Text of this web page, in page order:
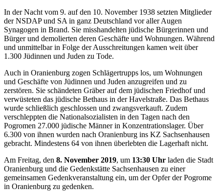
In der Nacht vom 9. auf den 10. November 1938 setzten Mitglieder
der NSDAP und SA in ganz Deutschland vor aller Augen
Synagogen in Brand. Sie misshandelten jüdische Bürgerinnen und
Bürger und demolierten deren Geschäfte und Wohnungen. Während
und unmittelbar in Folge der Ausschreitungen kamen weit über
1.300 Jüdinnen und Juden zu Tode.
Auch in Oranienburg zogen Schlägertrupps los, um Wohnungen
und Geschäfte von Jüdinnen und Juden anzugreifen und zu
zerstören. Sie schändeten Gräber auf dem jüdischen Friedhof und
verwüsteten das jüdische Bethaus in der Havelstraße. Das Bethaus
wurde schließlich geschlossen und zwangsverkauft. Zudem
verschleppten die Nationalsozialisten in den Tagen nach den
Pogromen 27.000 jüdische Männer in Konzentrationslager. Über
6.300 von ihnen wurden nach Oranienburg ins KZ Sachsenhausen
gebracht. Mindestens 64 von ihnen überlebten die Lagerhaft nicht.
Am Freitag, den 8. November 2019, um 13:30 Uhr laden die Stadt
Oranienburg und die Gedenkstätte Sachsenhausen zu einer
gemeinsamen Gedenkveranstaltung ein, um der Opfer der Pogrome
in Oranienburg zu gedenken.